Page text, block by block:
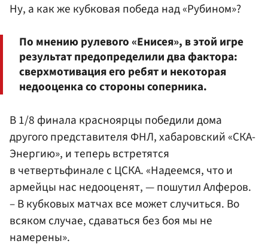
Ну, а как же кубковая победа над «Рубином»?
По мнению рулевого «Енисея», в этой игре
результат предопределили два фактора:
сверхмотивация его ребят и некоторая
недооценка со стороны соперника.
В 1/8 финала красноярцы победили дома
другого представителя ФНЛ, хабаровский «СКА-
Энергию», и теперь встретятся
в четвертьфинале с ЦСКА. «Надеемся, что и
армейцы нас недооценят, — пошутил Алферов.
– В кубковых матчах все может случиться. Во
всяком случае, сдаваться без боя мы не
намерены».